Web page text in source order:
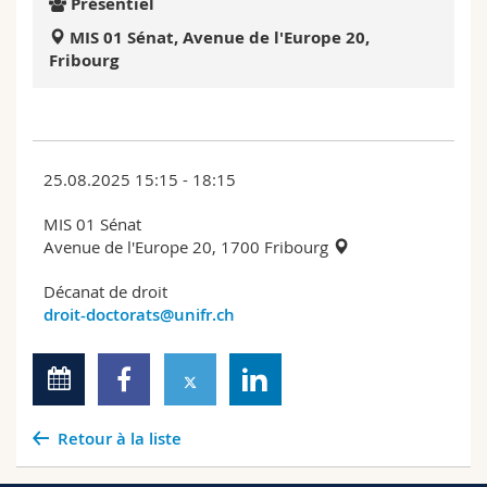
Sciences et médecine
Interfacultaire
Collaborateurs
Doctorants
Webmail
Programme des cours
MIS 01 Sénat, Avenue de l'Europe 20,
Fribourg
25.08.2025 15:15 - 18:15
MIS 01 Sénat
Avenue de l'Europe 20, 1700 Fribourg
Décanat de droit
droit-doctorats@unifr.ch
Retour à la liste